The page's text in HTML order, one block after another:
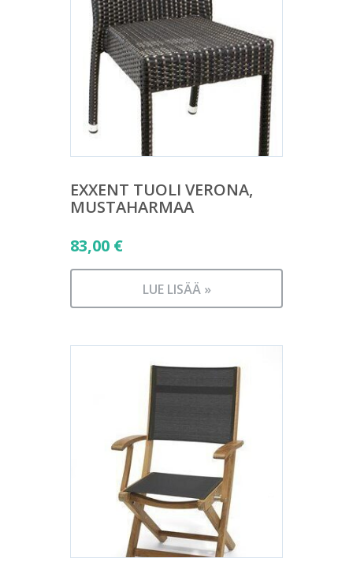
EXXENT TUOLI VERONA,
MUSTAHARMAA
83,00 €
LUE LISÄÄ »